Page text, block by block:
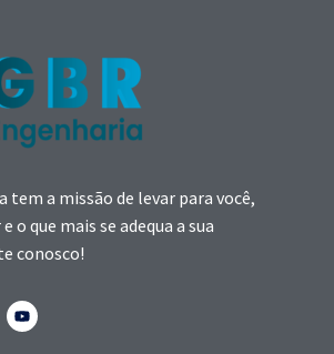
tem a missão de levar para você,
o que mais se adequa a sua
conosco!